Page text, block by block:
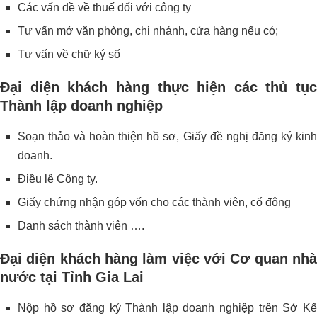
Các vấn đề về thuế đối với công ty
Tư vấn mở văn phòng, chi nhánh, cửa hàng nếu có;
Tư vấn về chữ ký số
Đại diện khách hàng thực hiện các thủ tục
Thành lập doanh nghiệp
Soạn thảo và hoàn thiện hồ sơ, Giấy đề nghị đăng ký kinh
doanh.
Điều lệ Công ty.
Giấy chứng nhận góp vốn cho các thành viên, cổ đông
Danh sách thành viên ….
Đại diện khách hàng làm việc với Cơ quan nhà
nước tại Tỉnh Gia Lai
Nộp hồ sơ đăng ký Thành lập doanh nghiệp trên Sở Kế